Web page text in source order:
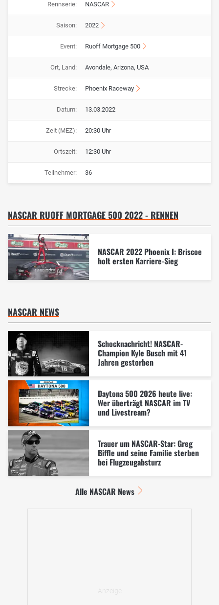
Rennserie: NASCAR
Saison: 2022
Event: Ruoff Mortgage 500
Ort, Land: Avondale, Arizona, USA
Strecke: Phoenix Raceway
Datum: 13.03.2022
Zeit (MEZ): 20:30 Uhr
Ortszeit: 12:30 Uhr
Teilnehmer: 36
NASCAR RUOFF MORTGAGE 500 2022 - RENNEN
NASCAR 2022 Phoenix I: Briscoe
holt ersten Karriere-Sieg
NASCAR NEWS
Schocknachricht! NASCAR-
Champion Kyle Busch mit 41
Jahren gestorben
Daytona 500 2026 heute live:
Wer überträgt NASCAR im TV
und Livestream?
Trauer um NASCAR-Star: Greg
Biffle und seine Familie sterben
bei Flugzeugabsturz
Alle NASCAR News